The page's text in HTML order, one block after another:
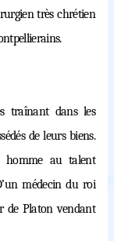
très chrétien
traînant dans les
de leurs biens.
homme au talent
médecin du roi
de Platon vendant